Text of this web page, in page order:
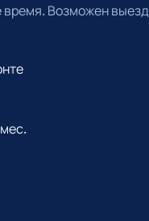
время. Возможен выезд